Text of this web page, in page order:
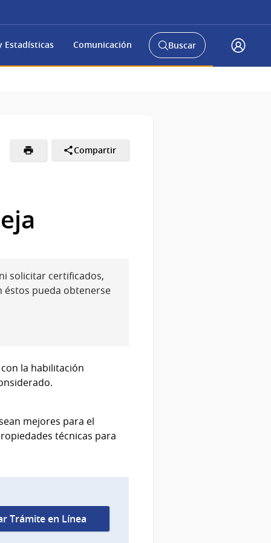
Estadísticas Comunicación
Abrir
buscador
Buscar
Acceso
Compartir
solicitar certificados,
pueda obtenerse
la habilitación
mejores para el
técnicas para
Trámite en Línea